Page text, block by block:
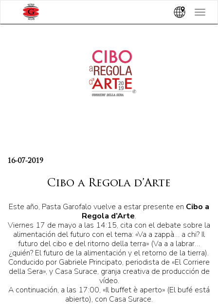
Toggle
16-07-2019
Cibo a Regola d’Arte
Este año, Pasta Garofalo vuelve a estar presente en Cibo a
Regola d’Arte.
Viernes 17 de mayo a las 14:15, cita con el debate sobre la
alimentación del futuro con el tema: «Va a zappà… a chi? Il
futuro del cibo e del ritorno della terra» (Va a a labrar…
¿quién? El futuro de la alimentación y el retorno de la tierra).
Conducido por Gabriele Principato, periodista de «El Corriere
della Sera», y Casa Surace, granja creativa de producción de
vídeo.
A continuación, a las 17:00, «Il buffet è aperto» (El bufé está
abierto), con Casa Surace.